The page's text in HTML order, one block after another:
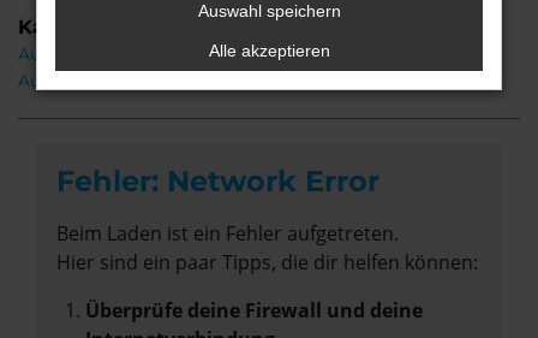
Kategorie
Audi A6 e-tron Gebrauchtwagen Nordenham
Audi A6 e-tron Nordenham
Fehler: Network Error
Beim Laden ist ein Fehler aufgetreten.
Hier sind ein paar Tipps, die dir helfen können:
Überprüfe deine Firewall und deine
Auswahl speichern
Alle akzeptieren